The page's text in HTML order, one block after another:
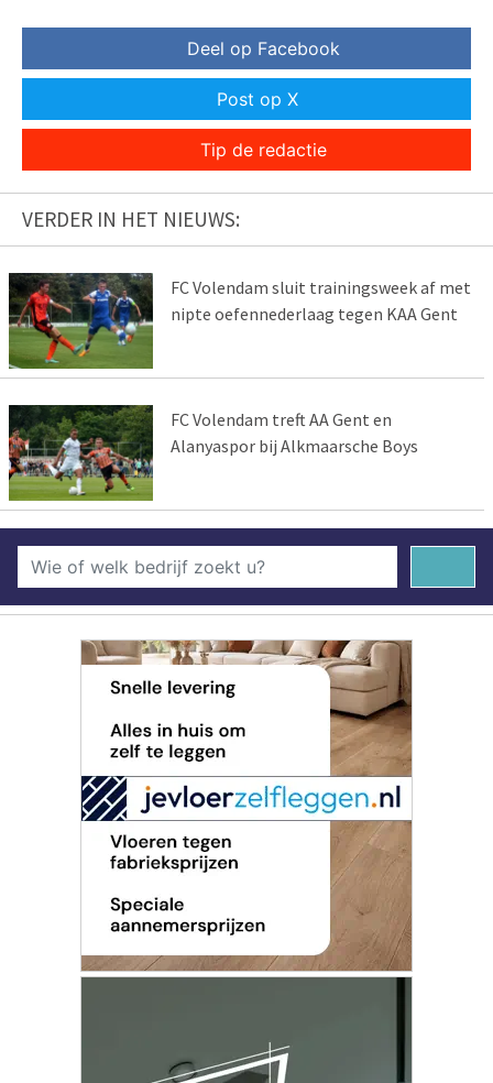
Deel op Facebook
Post op X
Tip de redactie
VERDER IN HET NIEUWS:
FC Volendam sluit trainingsweek af met
nipte oefennederlaag tegen KAA Gent
FC Volendam treft AA Gent en
Alanyaspor bij Alkmaarsche Boys